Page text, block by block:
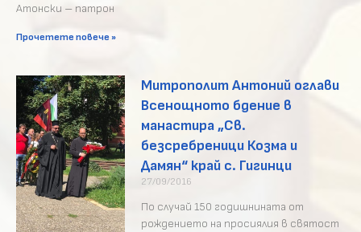
Атонски – патрон
Прочетете повече »
Митрополит Антоний оглави
Всенощното бдение в
манастира „Св.
безсребреници Козма и
Дамян“ край с. Гигинци
27/09/2016
По случай 150 годишнината от
рождението на просиялия в святост